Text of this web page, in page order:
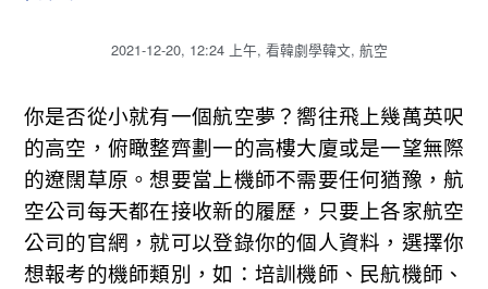
2021-12-20, 12:24 上午, 看韓劇學韓文, 航空
你是否從小就有一個航空夢？嚮往飛上幾萬英呎
的高空，俯瞰整齊劃一的高樓大廈或是一望無際
的遼闊草原。想要當上機師不需要任何猶豫，航
空公司每天都在接收新的履歷，只要上各家航空
公司的官網，就可以登錄你的個人資料，選擇你
想報考的機師類別，如：培訓機師、民航機師、